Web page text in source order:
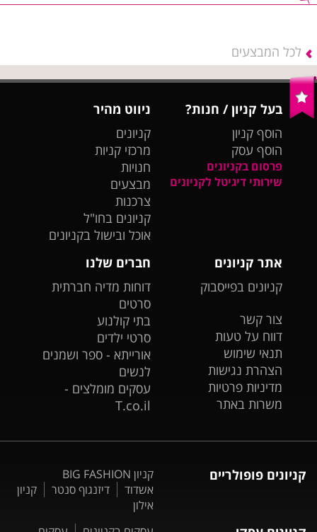
לכל המבצעים
בעל קניון / חנות?
הוסף קניון
הוסף עסק
פרסום בקניונים
שירותי דיגיטל לקניונים
ניווט מהיר
קניונים
מרכזי קניות
חנויות
מבצעים
צרכנות
קניונים בחו"ל
אוכל ובישול בקניונים
אתר קניונים
קניונים בפייסבוק
צור קשר
דווח על טעות
תנאי שימוש
הצהרת נגישות
מדיניות פרטיות
משרות באתר
חברים שלנו
דוחות מדיה חברתית
סרטים
בתי קולנוע
סרטי ילדים
אורייתא - ספר ושמנים
לנשים
עסקים מומלצים -
T.co.il
קניונים פופולריים
קניון BIG FASHION
אשדוד
דיזנגוף סנטר
קניון
אילון